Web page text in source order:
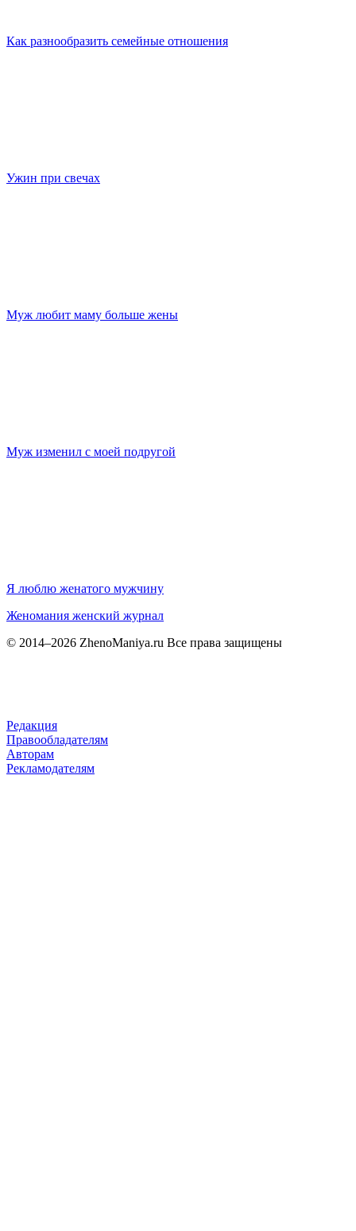
Как разнообразить семейные отношения
Ужин при свечах
Муж любит маму больше жены
Муж изменил с моей подругой
Я люблю женатого мужчину
Женомания женский журнал
© 2014–2026 ZhenoManiya.ru Все права защищены
Редакция
Правообладателям
Авторам
Рекламодателям